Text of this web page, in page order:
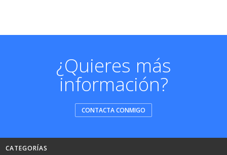
¿Quieres más
información?
CONTACTA CONMIGO
CATEGORÍAS